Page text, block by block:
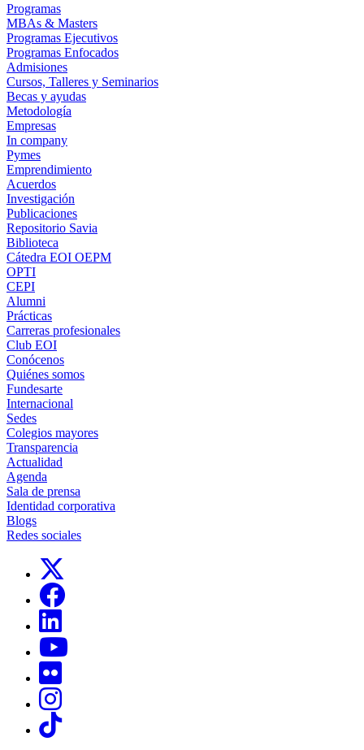
Programas
MBAs & Masters
Programas Ejecutivos
Programas Enfocados
Admisiones
Cursos, Talleres y Seminarios
Becas y ayudas
Metodología
Empresas
In company
Pymes
Emprendimiento
Acuerdos
Investigación
Publicaciones
Repositorio Savia
Biblioteca
Cátedra EOI OEPM
OPTI
CEPI
Alumni
Prácticas
Carreras profesionales
Club EOI
Conócenos
Quiénes somos
Fundesarte
Internacional
Sedes
Colegios mayores
Transparencia
Actualidad
Agenda
Sala de prensa
Identidad corporativa
Blogs
Redes sociales
Links, Opens in this window
Links, Opens in this window
Links, Opens in this window
Links, Opens in this window
Links, Opens in this window